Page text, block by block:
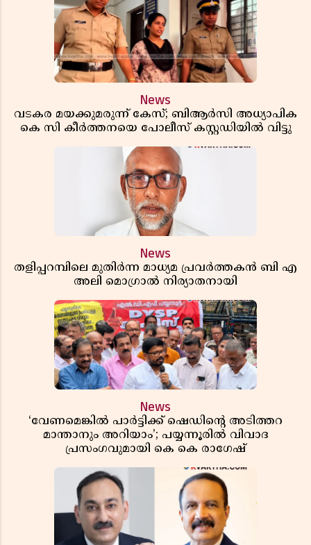
News
വടകര മയക്കുമരുന്ന് കേസ്; ബിആർസി അധ്യാപിക
കെ സി കീർത്തനയെ പോലീസ് കസ്റ്റഡിയിൽ വിട്ടു
News
തളിപ്പറമ്പിലെ മുതിർന്ന മാധ്യമ പ്രവർത്തകൻ ബി എ
അലി മൊഗ്രാൽ നിര്യാതനായി
News
‘വേണമെങ്കിൽ പാർട്ടിക്ക് ഷെഡിൻ്റെ അടിത്തറ
മാന്താനും അറിയാം’; പയ്യന്നൂരിൽ വിവാദ
പ്രസംഗവുമായി കെ കെ രാഗേഷ്